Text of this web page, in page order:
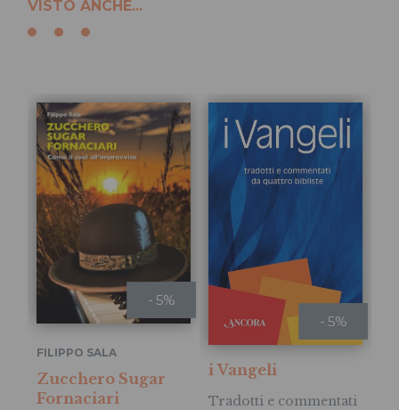
VISTO ANCHE...
- 5%
FILIPPO SALA
Zucchero Sugar
Fornaciari
- 5%
i Vangeli
Tradotti e commentati